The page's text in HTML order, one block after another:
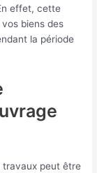
effet, cette
biens des
la période
travaux peut être